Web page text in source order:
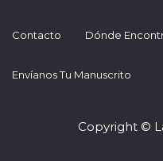
Contacto Dónde
Envíanos Tu Manuscrito
Copyright ©